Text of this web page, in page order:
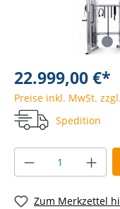
22.999,00 €*
Preise inkl. MwSt.
Spedition
Zum Merkzettel